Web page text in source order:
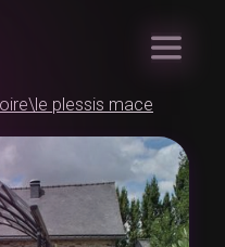
\le plessis mace